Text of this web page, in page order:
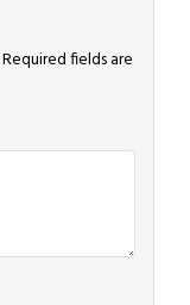
Required fields are